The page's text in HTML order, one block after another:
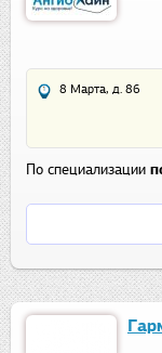
8 Марта, д. 86
По специализации